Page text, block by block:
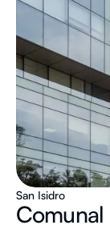
San Isidro
Comunal